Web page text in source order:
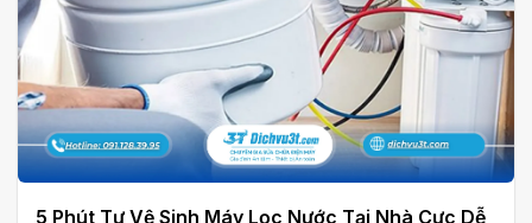
5 Phút Tự Vệ Sinh Máy Lọc Nước Tại Nhà Cực Dễ